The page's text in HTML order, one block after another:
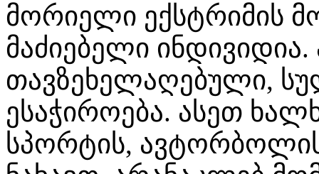
მორიელი ექსტრიმის
მაძიებელი ინდივიდია.
თავზეხელაღებული,
ესაჭიროება. ასეთ
სპორტის,